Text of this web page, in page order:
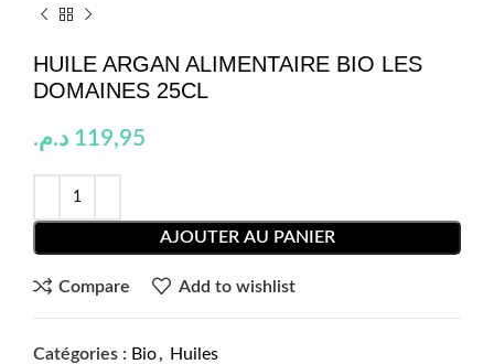
HUILE ARGAN ALIMENTAIRE BIO LES
DOMAINES 25CL
119,95 د.م.
AJOUTER AU PANIER
Compare Add to wishlist
Catégories : Bio, Huiles